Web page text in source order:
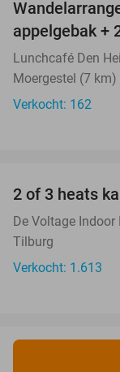
appelgebak +
Lunchcafé Den
Moergestel (7 km)
Verkocht: 162
2 of 3 heats
De Voltage
Tilburg
Verkocht: 1.613